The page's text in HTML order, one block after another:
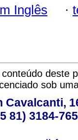
Inglês ·
conteúdo deste
sob
Cavalcanti,
81) 3184-